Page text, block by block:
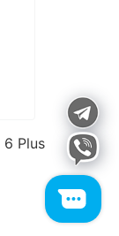
Plus